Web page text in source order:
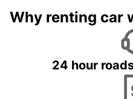
Why renting car
24 hour